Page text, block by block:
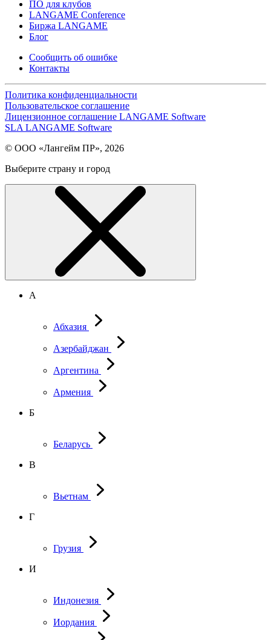
ПО для клубов
LANGAME Conference
Биржа LANGAME
Блог
Сообщить об ошибке
Контакты
Политика конфиденциальности
Пользовательское соглашение
Лицензионное соглашение LANGAME Software
SLA LANGAME Software
© ООО «Лангейм ПР», 2026
Выберите страну и город
А
Абхазия
Азербайджан
Аргентина
Армения
Б
Беларусь
В
Вьетнам
Г
Грузия
И
Индонезия
Иордания